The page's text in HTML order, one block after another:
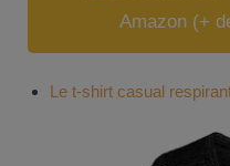
Amazon (+
Le t-shirt casual